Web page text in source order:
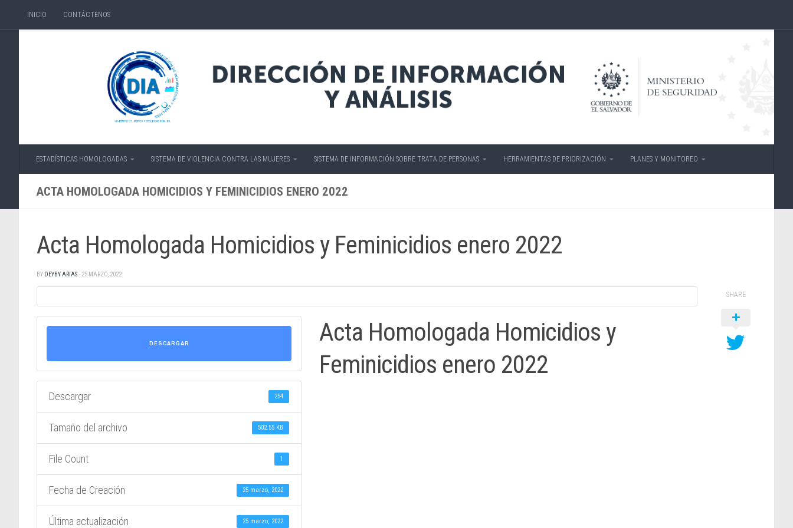
Skip to content
INICIO CONTÁCTENOS
ESTADÍSTICAS HOMOLOGADAS SISTEMA DE VIOLENCIA CONTRA LAS MUJERES SISTEMA DE INFORMACIÓN SOBRE TRATA DE PERSONAS HERRAMIENTAS DE PRIORIZACIÓN PLANES Y MONITOREO
ACTA HOMOLOGADA HOMICIDIOS Y FEMINICIDIOS ENERO 2022
Acta Homologada Homicidios y Feminicidios enero 2022
BY DEYBY ARIAS · 25 MARZO, 2022
DESCARGAR
Descargar 254
Tamaño del archivo 502.55 KB
File Count 1
Fecha de Creación 25 marzo, 2022
Última actualización 25 marzo, 2022
Acta Homologada Homicidios y
Feminicidios enero 2022
SHARE